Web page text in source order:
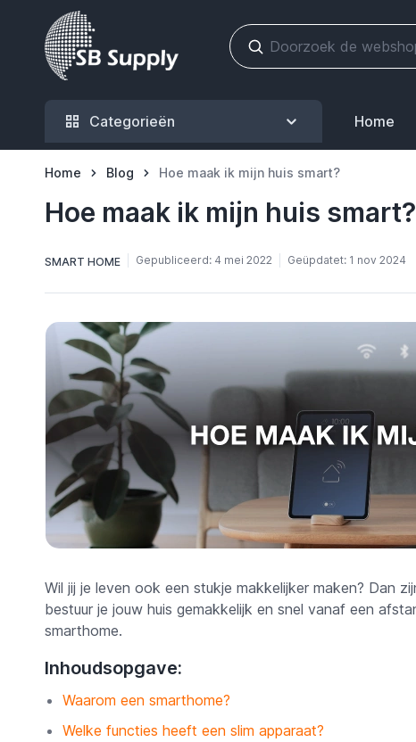
Ga naar de inhoud
Categorieën Home
Home Blog Hoe maak ik mijn huis smart?
Hoe maak ik mijn huis smart?
SMART HOME Gepubliceerd: 4 mei 2022 Geüpdatet: 1 nov 2024
Wil jij je leven ook een stukje makkelijker maken? Dan
bestuur je jouw huis gemakkelijk en snel vanaf een
smarthome.
Inhoudsopgave:
Waarom een smarthome?
Welke functies heeft een slim apparaat?